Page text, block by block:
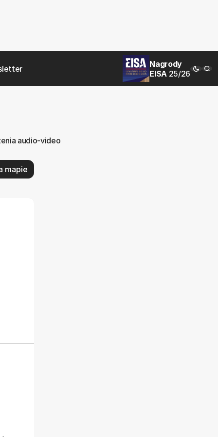
Nagrody
EISA 25/26
audio-video
mapie